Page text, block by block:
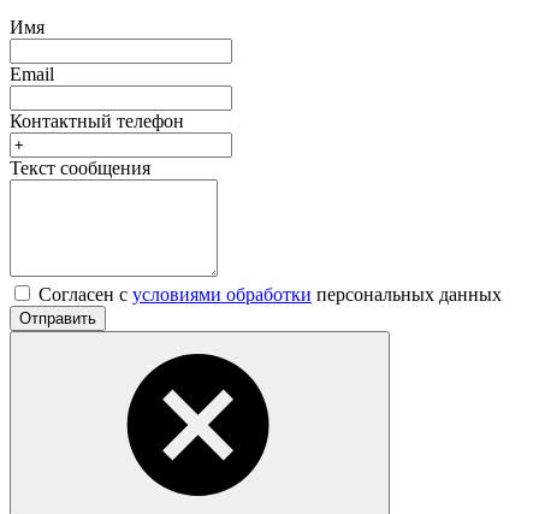
Имя
Email
Контактный телефон
Текст сообщения
Согласен с условиями обработки персональных данных
Отправить